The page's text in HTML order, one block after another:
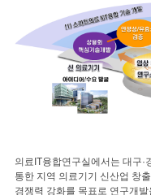
의료IT융합연구실에서는 대구
통한 지역 의료기기 신산업 창
경쟁력 강화를 목표로 연구개